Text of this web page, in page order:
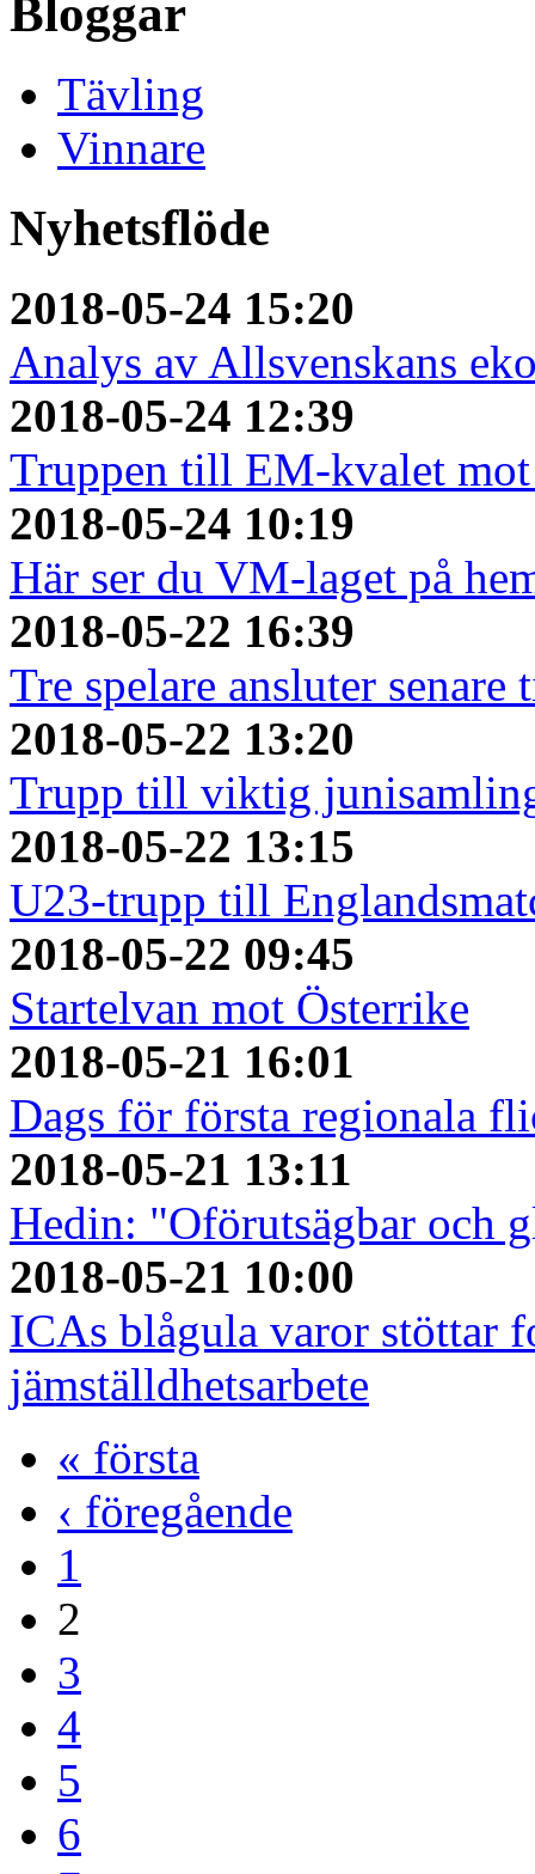
Bloggar
Tävling
Vinnare
Nyhetsflöde
2018-05-24 15:20
Analys av Allsvenskans
2018-05-24 12:39
Truppen till EM-kvalet
2018-05-24 10:19
Här ser du VM-laget på
2018-05-22 16:39
Tre spelare ansluter
2018-05-22 13:20
Trupp till viktig
2018-05-22 13:15
U23-trupp till
2018-05-22 09:45
Startelvan mot Österrike
2018-05-21 16:01
Dags för första regionala
2018-05-21 13:11
Hedin: "Oförutsägbar och
2018-05-21 10:00
ICAs blågula varor stöttar
jämställdhetsarbete
« första
‹ föregående
1
2
3
4
5
6